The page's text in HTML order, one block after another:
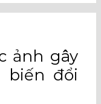
ảnh gây
biến đổi